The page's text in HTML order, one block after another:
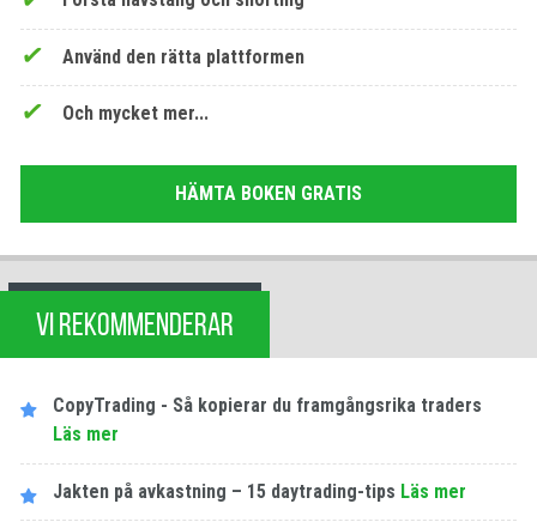
Använd den rätta plattformen
Och mycket mer...
HÄMTA BOKEN GRATIS
VI REKOMMENDERAR
CopyTrading - Så kopierar du framgångsrika traders
Läs mer
Jakten på avkastning – 15 daytrading-tips Läs mer